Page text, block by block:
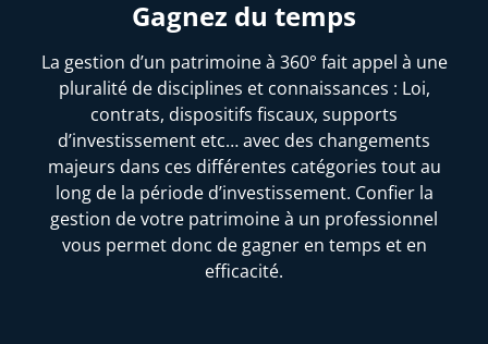
Gagnez du temps
La gestion d’un patrimoine à 360° fait appel à une
pluralité de disciplines et connaissances : Loi,
contrats, dispositifs fiscaux, supports
d’investissement etc… avec des changements
majeurs dans ces différentes catégories tout au
long de la période d’investissement. Confier la
gestion de votre patrimoine à un professionnel
vous permet donc de gagner en temps et en
efficacité.